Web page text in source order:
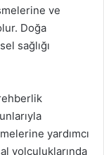
ve
Doğa
sağlığı
yardımcı
yolculuklarında